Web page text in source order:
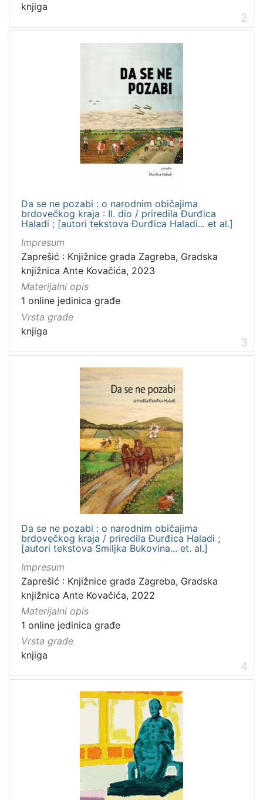
knjiga
2
Da se ne pozabi : o narodnim običajima
brdovečkog kraja : II. dio / priredila Đurđica
Haladi ; [autori tekstova Đurđica Haladi... et al.]
Impresum
Zaprešić : Knjižnice grada Zagreba, Gradska
knjižnica Ante Kovačića, 2023
Materijalni opis
1 online jedinica građe
Vrsta građe
knjiga
3
Da se ne pozabi : o narodnim običajima
brdovečkog kraja / priredila Đurđica Haladi ;
[autori tekstova Smiljka Bukovina... et. al.]
Impresum
Zaprešić : Knjižnice grada Zagreba, Gradska
knjižnica Ante Kovačića, 2022
Materijalni opis
1 online jedinica građe
Vrsta građe
knjiga
4